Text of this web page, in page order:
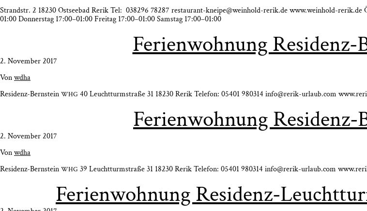
Strand­str. 2 18230 Ost­see­bad Rerik Tel: 038296 78287 restaurant-kneipe@weinhold-rerik.de www.weinhold-rerik.de
01:00 Don­ners­tag 17:00–01:00 Frei­tag 17:00–01:00 Sams­tag 17:00–01:00
Feri­en­woh­nung
2. November 2017
Vonwdha
Resi­­denz-Bern­stein WHG 40 Leucht­turm­stra­ße 31 18230 Rerik Tele­fon: 05401 980314 info@rerik-urlaub.com
Feri­en­woh­nung
2. November 2017
Vonwdha
Resi­­denz-Bern­stein WHG 39 Leucht­turm­stra­ße 31 18230 Rerik Tele­fon: 05401 980314 info@rerik-urlaub.com
Feri­en­woh­nung Resi­denz-